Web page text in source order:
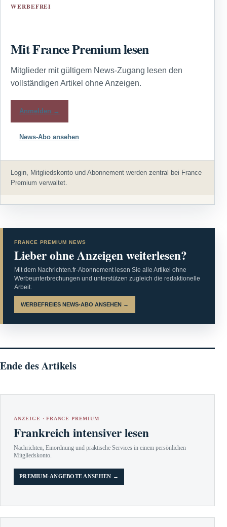
WERBEFREI
Mit France Premium lesen
Mitglieder mit gültigem News-Zugang lesen den
vollständigen Artikel ohne Anzeigen.
Anmelden →
News-Abo ansehen
Login, Mitgliedskonto und Abonnement werden zentral bei France
Premium verwaltet.
FRANCE PREMIUM NEWS
Lieber ohne Anzeigen weiterlesen?
Mit dem Nachrichten.fr-Abonnement lesen Sie alle Artikel ohne
Werbeunterbrechungen und unterstützen zugleich die redaktionelle
Arbeit.
WERBEFREIES NEWS-ABO ANSEHEN →
Ende des Artikels
ANZEIGE · FRANCE PREMIUM
Frankreich intensiver lesen
Nachrichten, Einordnung und praktische Services in einem persönlichen
Mitgliedskonto.
PREMIUM-ANGEBOTE ANSEHEN →